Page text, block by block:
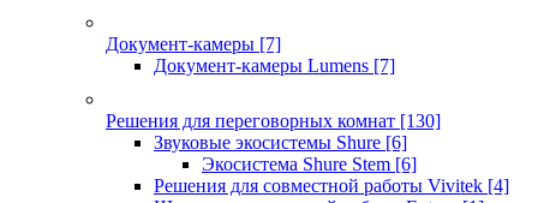
Документ-камеры [7]
Документ-камеры Lumens [7]
Решения для переговорных комнат [130]
Звуковые экосистемы Shure [6]
Экосистема Shure Stem [6]
Решения для совместной работы Vivitek [4]